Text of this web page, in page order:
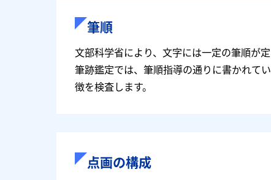
筆順
文部科学省により、文字には一定の筆順が
筆跡鑑定では、筆順指導の通りに書かれて
徴を検査します。
点画の構成